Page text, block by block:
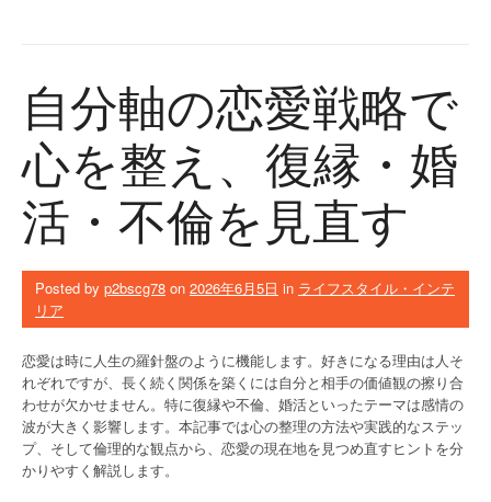
自分軸の恋愛戦略で
心を整え、復縁・婚
活・不倫を見直す
Posted by p2bscg78 on 2026年6月5日 in ライフスタイル・インテ
リア
恋愛は時に人生の羅針盤のように機能します。好きになる理由は人そ
れぞれですが、長く続く関係を築くには自分と相手の価値観の擦り合
わせが欠かせません。特に復縁や不倫、婚活といったテーマは感情の
波が大きく影響します。本記事では心の整理の方法や実践的なステッ
プ、そして倫理的な観点から、恋愛の現在地を見つめ直すヒントを分
かりやすく解説します。